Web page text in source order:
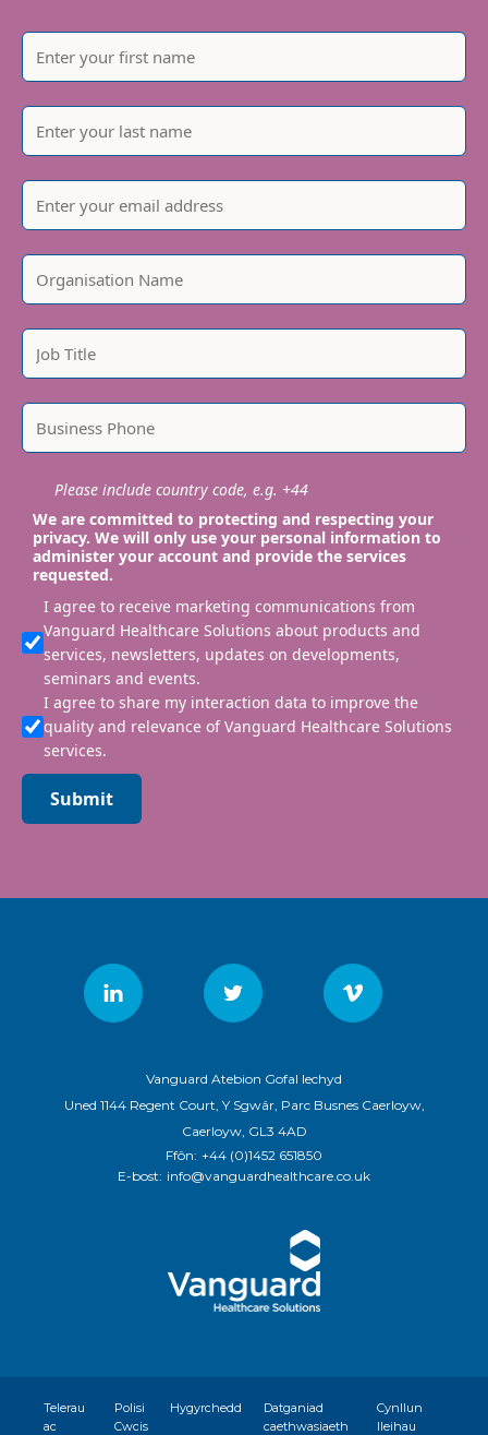
Please include country code, e.g. +44
We are committed to protecting and respecting your
privacy. We will only use your personal information to
administer your account and provide the services
requested.
I agree to receive marketing communications from
Vanguard Healthcare Solutions about products and
services, newsletters, updates on developments,
seminars and events.
I agree to share my interaction data to improve the
quality and relevance of Vanguard Healthcare Solutions
services.
Submit
Vanguard Atebion Gofal Iechyd
Uned 1144 Regent Court, Y Sgwâr, Parc Busnes Caerloyw,
Caerloyw, GL3 4AD
Ffôn: +44 (0)1452 651850
E-bost: info@vanguardhealthcare.co.uk
Telerau
ac
Polisi
Cwcis
Hygyrchedd
Datganiad
caethwasiaeth
Cynllun
lleihau